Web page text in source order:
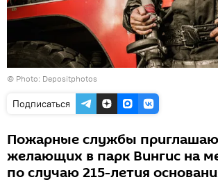
© Photo: Depositphotos
Подписаться
Пожарные службы
желающих в парк Вингис на
по случаю 215-летия